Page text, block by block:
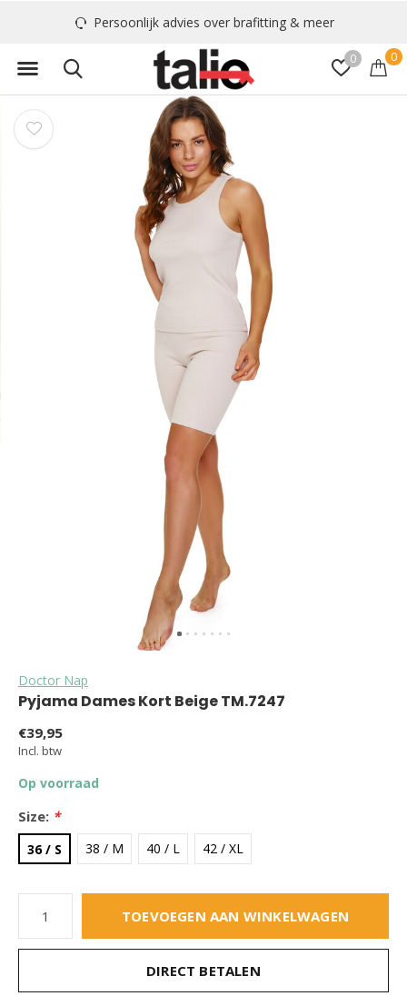
0 0
Persoonlijk advies over brafitting & meer
Doctor Nap
Pyjama Dames Kort Beige TM.7247
€39,95
Incl. btw
Op voorraad
Size: *
36 / S 38 / M 40 / L 42 / XL
TOEVOEGEN AAN WINKELWAGEN
DIRECT BETALEN